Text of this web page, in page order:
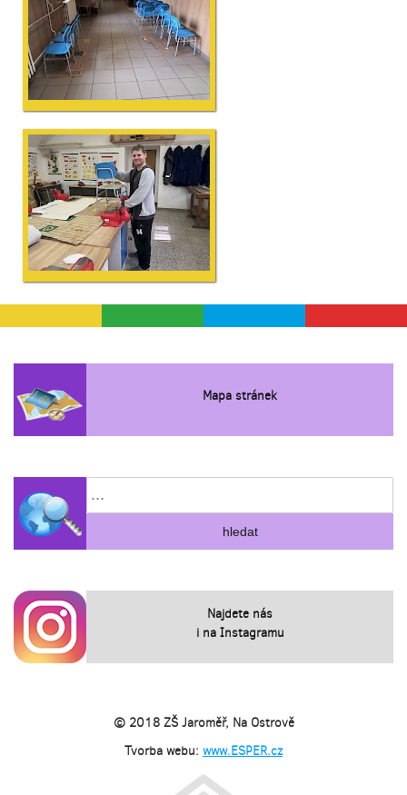
Mapa stránek
Najdete nás
i na Instagramu
© 2018 ZŠ Jaroměř, Na Ostrově
Tvorba webu: www.ESPER.cz